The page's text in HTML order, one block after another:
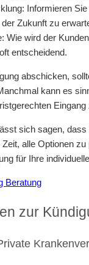
Informieren
Zukunft zu
Wie wird der
entscheidend.
abschicken,
kann es
Eingang
sich sagen,
alle Optionen
für Ihre
Beratung
zur